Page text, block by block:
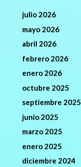
julio 2026
mayo 2026
abril 2026
febrero 2026
enero 2026
octubre 2025
septiembre 2025
junio 2025
marzo 2025
enero 2025
diciembre 2024